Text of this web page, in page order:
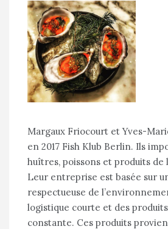
Margaux Friocourt et Yves-
en 2017 Fish Klub Berlin. Ils
huîtres, poissons et produits de
Leur entreprise est basée sur
respectueuse de
logistique courte et des produits
constante. Ces produits